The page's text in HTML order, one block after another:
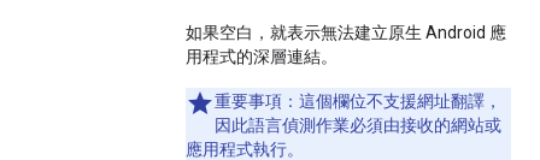
如果空白，就表示無法建立原生 Android 應
用程式的深層連結。
重要事項： 這個欄位不支援網址翻譯，
因此語言偵測作業必須由接收的網站或
應用程式執行。